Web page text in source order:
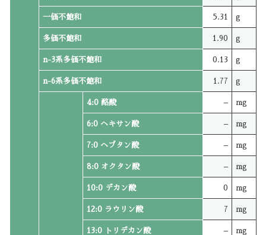
一価不飽和 5.31 g
多価不飽和 1.90 g
n-3系多価不飽和 0.13 g
n-6系多価不飽和 1.77 g
4:0 酪酸 – mg
6:0 ヘキサン酸 – mg
7:0 ヘプタン酸 – mg
8:0 オクタン酸 – mg
10:0 デカン酸 0 mg
12:0 ラウリン酸 7 mg
13:0 トリデカン酸 – mg